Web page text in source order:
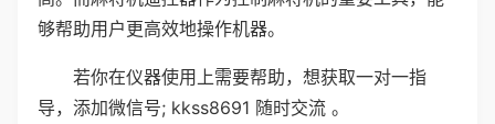
够帮助用户更高效地操作机器。
若你在仪器使用上需要帮助，想获取一对一指
导，添加微信号; kkss8691 随时交流 。